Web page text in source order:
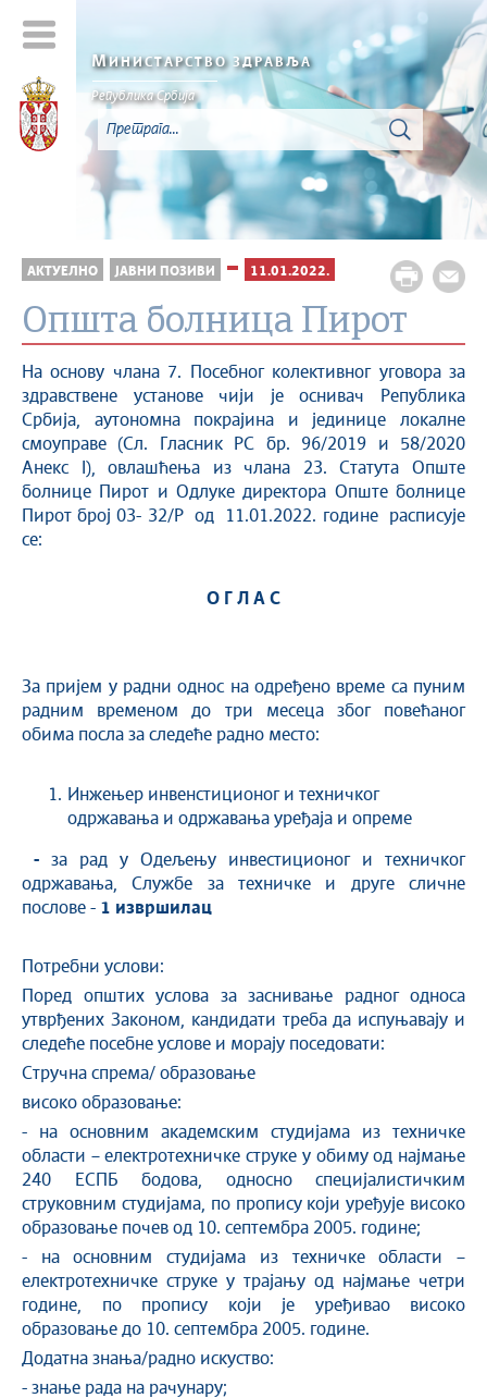
МИНИСТАРСТВО ЗДРАВЉА
Република Србија
АКТУЕЛНО ЈАВНИ ПОЗИВИ 11.01.2022.
Општа болница Пирот
На основу члана 7. Посебног колективног уговора за
здравствене установе чији је оснивач Република
Србија, аутономна покрајина и јединице локалне
смоуправе (Сл. Гласник РС бр. 96/2019 и 58/2020
Анекс I), овлашћења из члана 23. Статута Опште
болнице Пирот и Одлуке директора Опште болнице
Пирот број 03- 32/Р од 11.01.2022. године расписује
се:
О Г Л А С
За пријем у радни однос на одређено време са пуним
радним временом до три месеца због повећаног
обима посла за следеће радно место:
Инжењер инвенстиционог и техничког
одржавања и одржавања уређаја и опреме
- за рад у Одељењу инвестиционог и техничког
одржавања, Службе за техничке и друге сличне
послове - 1 извршилац
Потребни услови:
Поред општих услова за заснивање радног односа
утврђених Законом, кандидати треба да испуњавају и
следеће посебне услове и морају поседовати:
Стручна спрема/ образовање
високо образовање:
- на основним академским студијама из техничке
области – електротехничке струке у обиму од најмање
240 ЕСПБ бодова, односно специјалистичким
струковним студијама, по пропису који уређује високо
образовање почев од 10. септембра 2005. године;
- на основним студијама из техничке области –
електротехничке струке у трајању од најмање четри
године, по пропису који је уређивао високо
образовање до 10. септембра 2005. године.
Додатна знања/радно искуство:
- знање рада на рачунару;